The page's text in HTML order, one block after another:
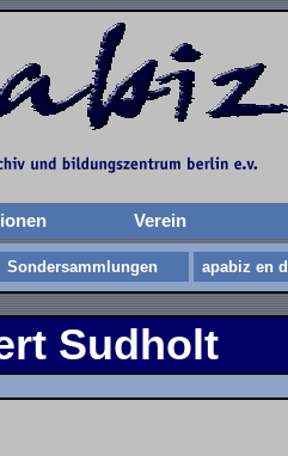
Verein
Sondersammlungen apabiz en
Sudholt